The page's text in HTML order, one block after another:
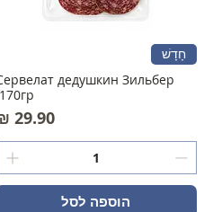
חָדָשׁ
дедушкин Зильбер
170гр.
מחיר‏29.90 ‏₪
הוספה לסל